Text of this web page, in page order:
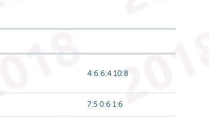
4:6 6:4 10:8
7:5 0:6 1:6